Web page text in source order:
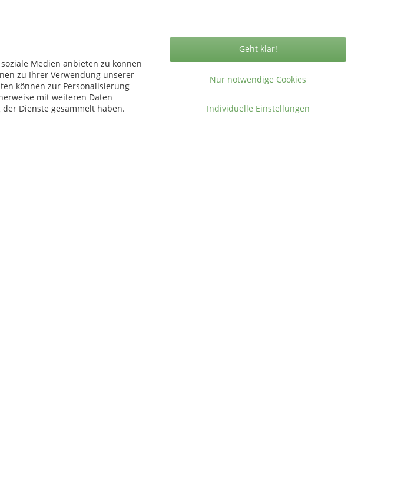
*
Informationen
Medien anbieten zu können
zu Ihrer Verwendung unserer
können zur Personalisierung
mit weiteren Daten
Dienste gesammelt haben.
Nur notwendige Cookies
Geht klar!
Individuelle Einstellungen